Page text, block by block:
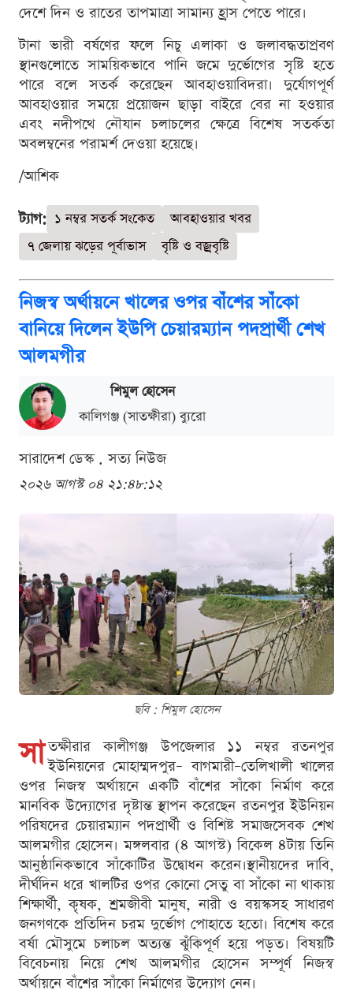
দেশে দিন ও রাতের তাপমাত্রা সামান্য হ্রাস পেতে পারে।
টানা ভারী বর্ষণের ফলে নিচু এলাকা ও জলাবদ্ধতাপ্রবণ
স্থানগুলোতে সাময়িকভাবে পানি জমে দুর্ভোগের সৃষ্টি হতে
পারে বলে সতর্ক করেছেন আবহাওয়াবিদরা। দুর্যোগপূর্ণ
আবহাওয়ার সময়ে প্রয়োজন ছাড়া বাইরে বের না হওয়ার
এবং নদীপথে নৌযান চলাচলের ক্ষেত্রে বিশেষ সতর্কতা
অবলম্বনের পরামর্শ দেওয়া হয়েছে।
/আশিক
ট্যাগ: ১ নম্বর সতর্ক সংকেত
আবহাওয়ার খবর
৭ জেলায় ঝড়ের পূর্বাভাস
বৃষ্টি ও বজ্রবৃষ্টি
নিজস্ব অর্থায়নে খালের ওপর বাঁশের সাঁকো
বানিয়ে দিলেন ইউপি চেয়ারম্যান পদপ্রার্থী শেখ
আলমগীর
শিমুল হোসেন
কালিগঞ্জ (সাতক্ষীরা) ব্যুরো
সারাদেশ ডেস্ক . সত্য নিউজ
২০২৬ আগস্ট ০৪ ২১:৪৮:১২
ছবি : শিমুল হোসেন
সা তক্ষীরার কালীগঞ্জ উপজেলার ১১ নম্বর রতনপুর
ইউনিয়নের মোহাম্মদপুর– বাগমারী–তেলিখালী খালের
ওপর নিজস্ব অর্থায়নে একটি বাঁশের সাঁকো নির্মাণ করে
মানবিক উদ্যোগের দৃষ্টান্ত স্থাপন করেছেন রতনপুর ইউনিয়ন
পরিষদের চেয়ারম্যান পদপ্রার্থী ও বিশিষ্ট সমাজসেবক শেখ
আলমগীর হোসেন। মঙ্গলবার (৪ আগস্ট) বিকেল ৪টায় তিনি
আনুষ্ঠানিকভাবে সাঁকোটির উদ্বোধন করেন।স্থানীয়দের দাবি,
দীর্ঘদিন ধরে খালটির ওপর কোনো সেতু বা সাঁকো না থাকায়
শিক্ষার্থী, কৃষক, শ্রমজীবী মানুষ, নারী ও বয়স্কসহ সাধারণ
জনগণকে প্রতিদিন চরম দুর্ভোগ পোহাতে হতো। বিশেষ করে
বর্ষা মৌসুমে চলাচল অত্যন্ত ঝুঁকিপূর্ণ হয়ে পড়ত। বিষয়টি
বিবেচনায় নিয়ে শেখ আলমগীর হোসেন সম্পূর্ণ নিজস্ব
অর্থায়নে বাঁশের সাঁকো নির্মাণের উদ্যোগ নেন।